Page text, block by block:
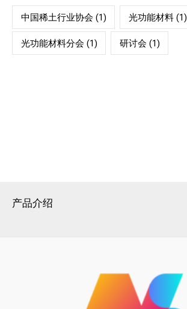
中国稀土行业协会 (1) 光功能材料(1)
光功能材料分会 (1) 研讨会 (1)
产品介绍